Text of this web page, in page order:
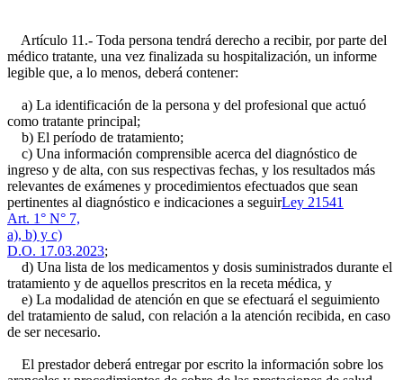
Artículo 11.- Toda persona tendrá derecho a recibir, por parte del
médico tratante, una vez finalizada su hospitalización, un informe
legible que, a lo menos, deberá contener:
a) La identificación de la persona y del profesional que actuó
como tratante principal;
b) El período de tratamiento;
c) Una información comprensible acerca del diagnóstico de
ingreso y de alta, con sus respectivas fechas, y los resultados más
relevantes de exámenes y procedimientos efectuados que sean
pertinentes al diagnóstico e indicaciones a seguirLey 21541
Art. 1° N° 7,
a), b) y c)
D.O. 17.03.2023;
d) Una lista de los medicamentos y dosis suministrados durante el
tratamiento y de aquellos prescritos en la receta médica, y
e) La modalidad de atención en que se efectuará el seguimiento
del tratamiento de salud, con relación a la atención recibida, en caso
de ser necesario.
El prestador deberá entregar por escrito la información sobre los